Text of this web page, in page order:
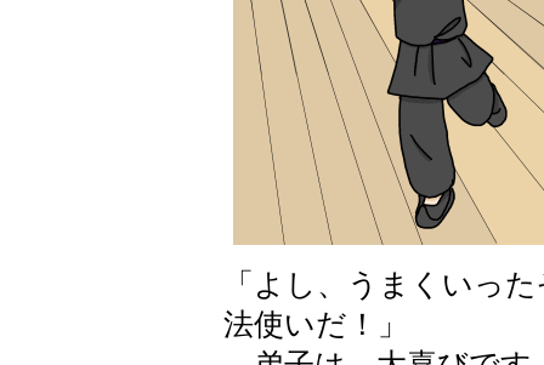
「よし、うまくいっ
法使いだ！」